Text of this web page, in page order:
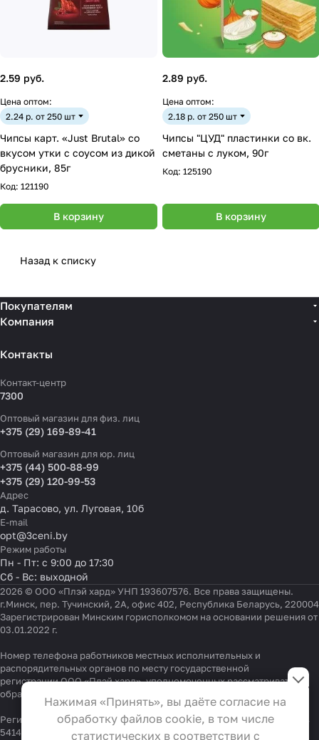
2.59 руб.
Цена оптом:
2.24 р. от 250 шт
Чипсы карт. «Just Brutal» со
вкусом утки с соусом из дикой
брусники, 85г
Код: 121190
В корзину
2.89 руб.
Цена оптом:
2.18 р. от 250 шт
Чипсы "ЦУД" пластинки со вк.
сметаны с луком, 90г
Код: 125190
В корзину
Назад к списку
Покупателям
Компания
Контакты
Контакт-центр
7300
Оптовый магазин для физ. лиц
+375 (29) 169-89-41
Оптовый магазин для юр. лиц
+375 (44) 500-88-99
+375 (29) 120-99-53
Адрес
д. Тарасово, ул. Луговая, 10б
E-mail
opt@3ceni.by
Режим работы
Пн - Пт: с 9:00 до 17:30
Сб - Вс: выходной
2026 © ООО «Плэй хард» УНП 193607576. Все права защищены.
г.Минск, пер. Тучинский, 2А, офис 402, Республика Беларусь, 220004
Зарегистрирован Минским горисполкомом на основании решения от
03.01.2022 г.
Номер телефона работников местных исполнительных и
распорядительных органов по месту государственной
регистрации ООО «Плэй хард», уполномоченных рассматривать
обращения покупателей:
Регистрационный номер в Торговом реестре Республики Беларусь
541404 от 19.09.2022
Настройки файлов cookie
Функциональные
Эти файлы необходимы для
функционирования сайта и не
Нажимая «Принять», вы даёте согласие на
обработку файлов cookie, в том числе
статистических в соответствии с